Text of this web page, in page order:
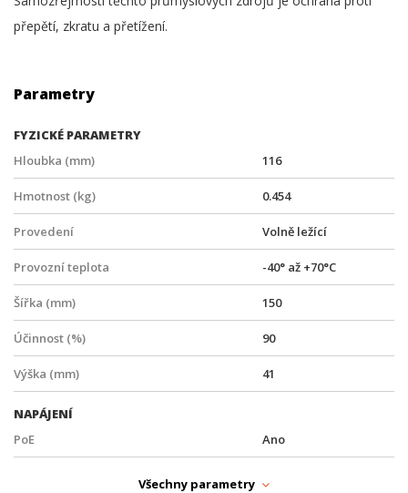
přepětí, zkratu a přetížení.
Parametry
FYZICKÉ PARAMETRY
Hloubka (mm)
116
Hmotnost (kg) 0.454
Provedení Volně ležící
Provozní teplota -40° až +70°C
Šířka (mm) 150
Účinnost (%) 90
Výška (mm) 41
NAPÁJENÍ
PoE
Ano
Všechny parametry